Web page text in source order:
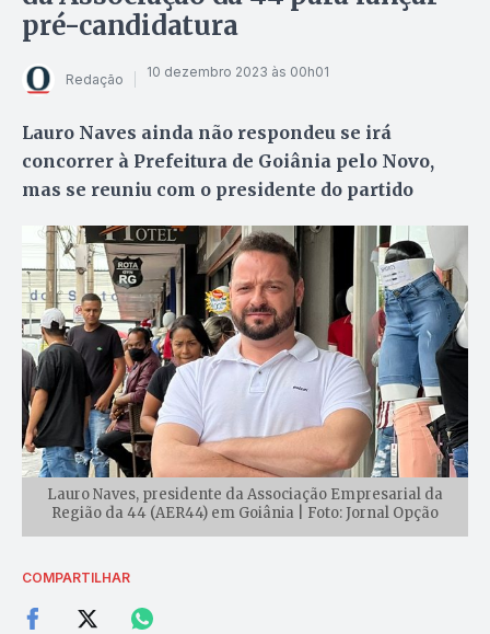
pré-candidatura
Redação 10 dezembro 2023 às 00h01
Lauro Naves ainda não respondeu se irá
concorrer à Prefeitura de Goiânia pelo Novo,
mas se reuniu com o presidente do partido
Lauro Naves, presidente da Associação Empresarial da
Região da 44 (AER44) em Goiânia | Foto: Jornal Opção
COMPARTILHAR